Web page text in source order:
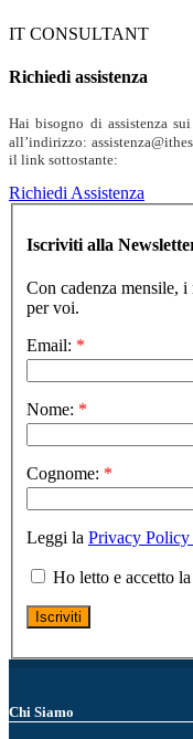
IT CONSULTANT
Richiedi assistenza
Hai bisogno di assistenza
all’indirizzo:
il link sottostante:
Richiedi Assistenza
Iscriviti alla
Con cadenza mensile,
per voi.
Email: *
Nome: *
Cognome: *
Leggi la Privacy
Ho letto e accetto
Chi Siamo